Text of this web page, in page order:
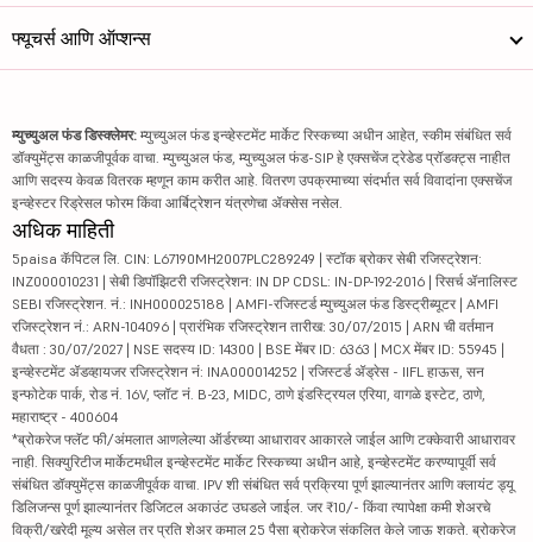
फ्यूचर्स आणि ऑप्शन्स
म्युच्युअल फंड डिस्क्लेमर: म्युच्युअल फंड इन्व्हेस्टमेंट मार्केट रिस्कच्या अधीन आहेत, स्कीम संबंधित सर्व
डॉक्युमेंट्स काळजीपूर्वक वाचा. म्युच्युअल फंड, म्युच्युअल फंड-SIP हे एक्सचेंज ट्रेडेड प्रॉडक्ट्स नाहीत
आणि सदस्य केवळ वितरक म्हणून काम करीत आहे. वितरण उपक्रमाच्या संदर्भात सर्व विवादांना एक्सचेंज
इन्व्हेस्टर रिड्रेसल फोरम किंवा आर्बिट्रेशन यंत्रणेचा ॲक्सेस नसेल.
अधिक माहिती
5paisa कॅपिटल लि. CIN: L67190MH2007PLC289249 | स्टॉक ब्रोकर सेबी रजिस्ट्रेशन:
INZ000010231 | सेबी डिपॉझिटरी रजिस्ट्रेशन: IN DP CDSL: IN-DP-192-2016 | रिसर्च ॲनालिस्ट
SEBI रजिस्ट्रेशन. नं.: INH000025188 | AMFI-रजिस्टर्ड म्युच्युअल फंड डिस्ट्रीब्यूटर | AMFI
रजिस्ट्रेशन नं.: ARN-104096 | प्रारंभिक रजिस्ट्रेशन तारीख: 30/07/2015 | ARN ची वर्तमान
वैधता : 30/07/2027 | NSE सदस्य ID: 14300 | BSE मेंबर ID: 6363 | MCX मेंबर ID: 55945 |
इन्व्हेस्टमेंट ॲडव्हायजर रजिस्ट्रेशन नं: INA000014252 | रजिस्टर्ड ॲड्रेस - IIFL हाऊस, सन
इन्फोटेक पार्क, रोड नं. 16V, प्लॉट नं. B-23, MIDC, ठाणे इंडस्ट्रियल एरिया, वागळे इस्टेट, ठाणे,
महाराष्ट्र - 400604
*ब्रोकरेज फ्लॅट फी/अंमलात आणलेल्या ऑर्डरच्या आधारावर आकारले जाईल आणि टक्केवारी आधारावर
नाही. सिक्युरिटीज मार्केटमधील इन्व्हेस्टमेंट मार्केट रिस्कच्या अधीन आहे, इन्व्हेस्टमेंट करण्यापूर्वी सर्व
संबंधित डॉक्युमेंट्स काळजीपूर्वक वाचा. IPV शी संबंधित सर्व प्रक्रिया पूर्ण झाल्यानंतर आणि क्लायंट ड्यू
डिलिजन्स पूर्ण झाल्यानंतर डिजिटल अकाउंट उघडले जाईल. जर ₹10/- किंवा त्यापेक्षा कमी शेअरचे
विक्री/खरेदी मूल्य असेल तर प्रति शेअर कमाल 25 पैसा ब्रोकरेज संकलित केले जाऊ शकते. ब्रोकरेज